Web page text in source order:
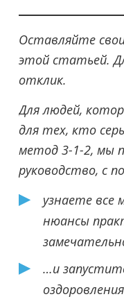
Оставляйте
этой статьей.
отклик.
Для людей,
для тех, кто
метод 3-1-2, мы
руководство, с
узнаете все
нюансы
…и